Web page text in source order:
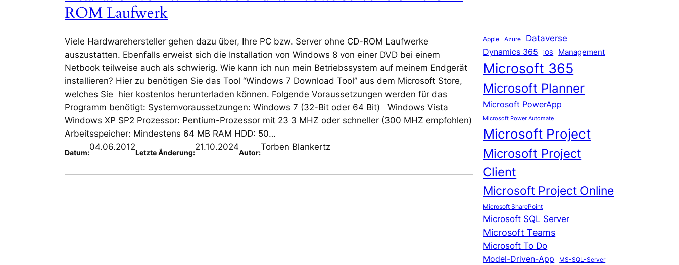
ROM Laufwerk
Viele Hardwarehersteller gehen dazu über, Ihre PC bzw. Server ohne CD-ROM Laufwerke
auszustatten. Ebenfalls erweist sich die Installation von Windows 8 von einer DVD bei einem
Netbook teilweise auch als schwierig. Wie kann ich nun mein Betriebssystem auf meinem Endgerät
installieren? Hier zu benötigen Sie das Tool “Windows 7 Download Tool” aus dem Microsoft Store,
welches Sie hier kostenlos herunterladen können. Folgende Voraussetzungen werden für das
Programm benötigt: Systemvoraussetzungen: Windows 7 (32-Bit oder 64 Bit) Windows Vista
Windows XP SP2 Prozessor: Pentium-Prozessor mit 23 3 MHZ oder schneller (300 MHZ empfohlen)
Arbeitsspeicher: Mindestens 64 MB RAM HDD: 50…
Datum:
04.06.2012
Letzte Änderung:
21.10.2024
Autor:
Torben Blankertz
Apple Azure Dataverse
Dynamics 365 iOS Management
Microsoft 365
Microsoft Planner
Microsoft PowerApp
Microsoft Power Automate
Microsoft Project
Microsoft Project
Client
Microsoft Project Online
Microsoft SharePoint
Microsoft SQL Server
Microsoft Teams
Microsoft To Do
Model-Driven-App MS-SQL-Server